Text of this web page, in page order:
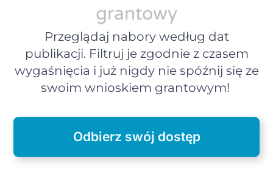
grantowy
Przeglądaj nabory według dat
publikacji. Filtruj je zgodnie z czasem
wygaśnięcia i już nigdy nie spóźnij się ze
swoim wnioskiem grantowym!
Odbierz swój dostęp